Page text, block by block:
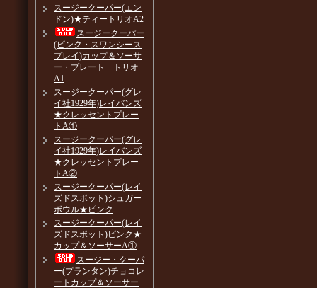
スージークーパー(エン
ドン)★ティートリオA2
スージークーパー
(ピンク・スワンシース
プレイ)カップ＆ソーサ
ー・プレート トリオ
A1
スージークーパー(グレ
イ社1929年)レイバンズ
★クレッセントプレー
トA①
スージークーパー(グレ
イ社1929年)レイバンズ
★クレッセントプレー
トA②
スージークーパー(レイ
ズドスポット)シュガー
ボウル★ピンク
スージークーパー(レイ
ズドスポット)ピンク★
カップ＆ソーサーA①
スージー・クーパ
ー(プランタン)チョコレ
ートカップ＆ソーサー